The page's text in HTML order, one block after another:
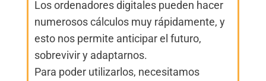
Los ordenadores digitales pueden hacer
numerosos cálculos muy rápidamente, y
esto nos permite anticipar el futuro,
sobrevivir y adaptarnos.
Para poder utilizarlos, necesitamos